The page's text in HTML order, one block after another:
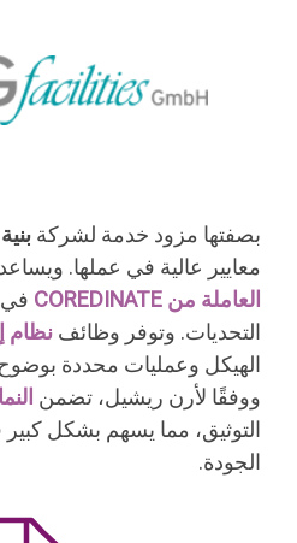
بصفتها مزود خدمة لشركة
معايير عالية في عملها. ويساعد
العاملة من COREDINATE
في
التحديات. وتوفر وظائف نظام
الهيكل وعمليات محددة
ووفقًا لأرن ريشيل، تضمن
التوثيق، مما يسهم بشكل
الجودة.